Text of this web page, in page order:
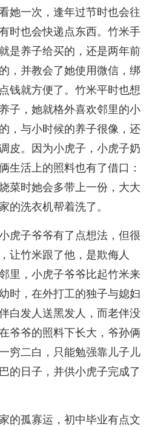
她一次，逢年过节时也会往
时也会快递点东西。竹米手
是养子给买的，还是两年前
，并教会了她使用微信，绑
钱就方便了。竹米平时也想
子，她就格外喜欢邻里的小
，与小时候的养子很像，还
皮。因为小虎子，小虎子奶
生活上的照料也有了借口：
菜时她会多带上一份，大大
的洗衣机帮着洗了。
虎子爷爷有了点想法，但很
让竹米跟了他，是欺侮人
里，小虎子爷爷比起竹米来
时，在外打工的独子与媳妇
白发人送黑发人，而老伴没
爷爷的照料下长大，爷孙俩
穷二白，只能勉强靠儿子儿
的日子，并供小虎子完成了
的孤寡运，初中毕业有点文